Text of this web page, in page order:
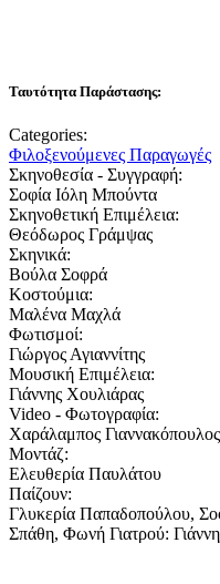
Ταυτότητα Παράστασης:
Categories:
Φιλοξενούμενες Παραγωγές
Σκηνοθεσία - Συγγραφή:
Σοφία Ιόλη Μπούντα
Σκηνοθετική Επιμέλεια:
Θεόδωρος Γράμψας
Σκηνικά:
Βούλα Σοφρά
Κοστούμια:
Μαλένα Μαχλά
Φωτισμοί:
Γιώργος Αγιαννίτης
Μουσική Επιμέλεια:
Γιάννης Χουλιάρας
Video - Φωτογραφία:
Χαράλαμπος Γιαννακόπουλος
Μοντάζ:
Ελευθερία Παυλάτου
Παίζουν:
Γλυκερία Παπαδοπούλου,
Σπάθη, Φωνή Γιατρού: